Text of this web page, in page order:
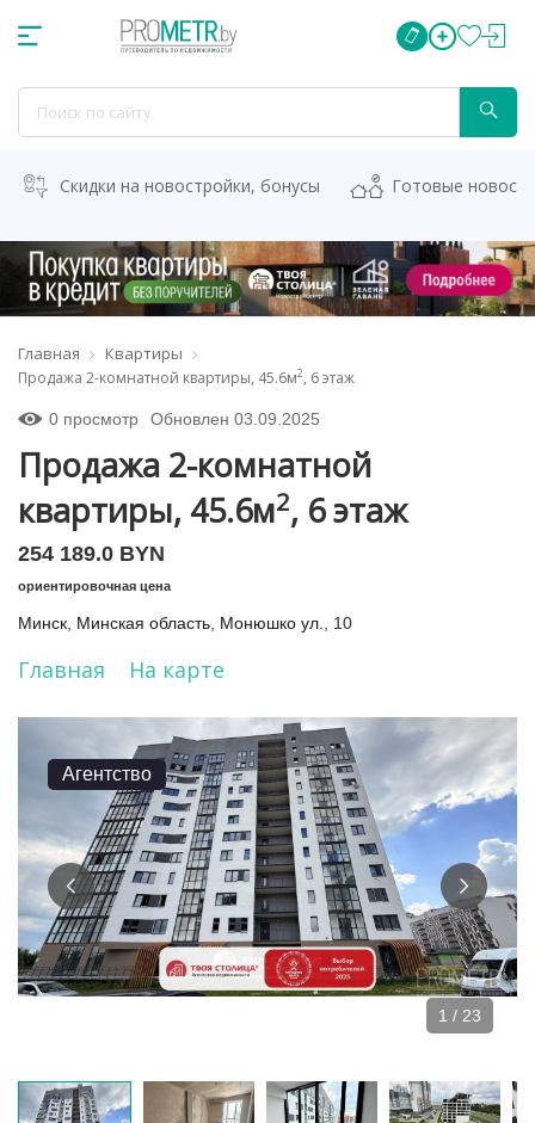
Скидки на новостройки, бонусы Готовые
Главная Квартиры
Продажа 2-комнатной квартиры, 45.6м2, 6 этаж
0 просмотр Обновлен 03.09.2025
Продажа 2-комнатной
квартиры, 45.6м2, 6 этаж
254 189.0 BYN
ориентировочная цена
Минск Минская область Монюшко ул. , 10
Главная На карте
1 / 23
Агентство